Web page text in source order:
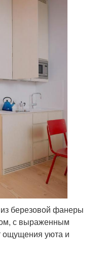
березовой фанеры
с выраженным
ощущения уюта и